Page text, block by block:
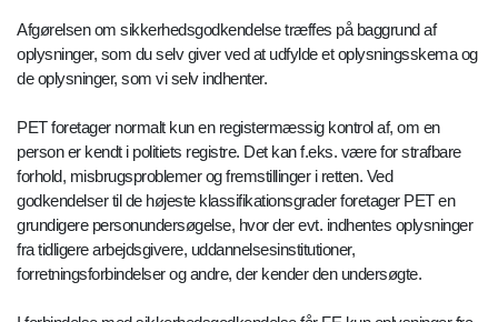
Afgørelsen om sikkerhedsgodkendelse træffes på baggrund af
oplysninger, som du selv giver ved at udfylde et oplysningsskema og
de oplysninger, som vi selv indhenter.
PET foretager normalt kun en registermæssig kontrol af, om en
person er kendt i politiets registre. Det kan f.eks. være for strafbare
forhold, misbrugsproblemer og fremstillinger i retten. Ved
godkendelser til de højeste klassifikationsgrader foretager PET en
grundigere personundersøgelse, hvor der evt. indhentes oplysninger
fra tidligere arbejdsgivere, uddannelsesinstitutioner,
forretningsforbindelser og andre, der kender den undersøgte.